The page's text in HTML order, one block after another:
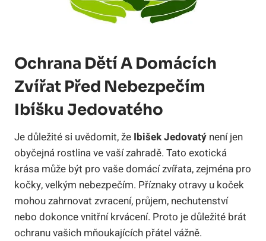
Ochrana Dětí A Domácích
Zvířat Před Nebezpečím
Ibíšku Jedovatého
Je důležité si uvědomit, že Ibišek Jedovatý není jen
obyčejná rostlina ve vaší zahradě. Tato exotická
krása může být pro vaše domácí zvířata, zejména pro
kočky, velkým nebezpečím. Příznaky otravy u koček
mohou zahrnovat zvracení, průjem, nechutenství
nebo dokonce vnitřní krvácení. Proto je důležité brát
ochranu vašich mňoukajících přátel vážně.